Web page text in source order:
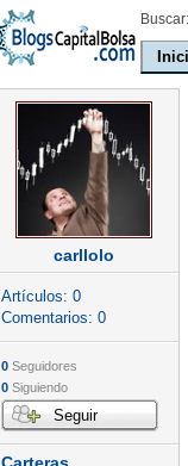
Buscar:
carllolo
Artículos: 0
Comentarios: 0
0 Seguidores
0 Siguiendo
Seguir